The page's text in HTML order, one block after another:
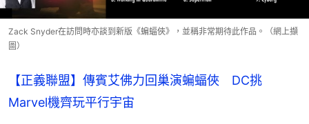
Zack Snyder在訪問時亦談到新版《蝙蝠俠》，並稱非常期待此作品。（網上擷
圖）
【正義聯盟】傳賓艾佛力回巢演蝙蝠俠 DC挑
Marvel機齊玩平行宇宙